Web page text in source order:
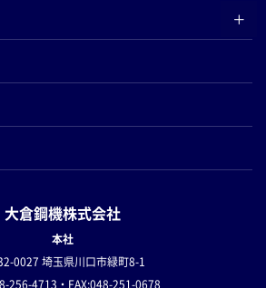
大倉鋼機株式会社
本社
0027 埼玉県川口市緑町8-1
256-4713・FAX:048-251-0678